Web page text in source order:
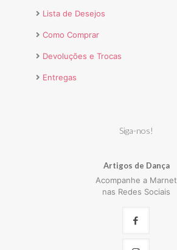
Lista de Desejos
Como Comprar
Devoluções e Trocas
Entregas
Siga-nos!
Artigos de Dança
Acompanhe a Marnet
nas Redes Sociais